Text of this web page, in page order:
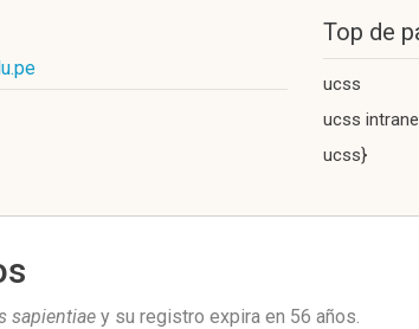
Top de
ucss
ucss
ucss}
sapientiae y su registro expira en 56 años.